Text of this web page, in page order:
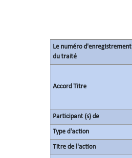
Le numéro d'enregistrement
du traité
Accord Titre
Participant (s) de
Type d'action
Titre de l'action